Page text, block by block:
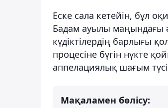
Еске сала кетейін, бұл
Бадам ауылы маңындағы
күдіктілердің барлығы
процесіне бүгін нүкте
аппелациялық шағым
Мақаламен бөлісу: